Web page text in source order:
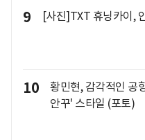
9 [사진]TXT 휴닝카이,
10
황민현, 감각적인 공
안꾸' 스타일 (포토)